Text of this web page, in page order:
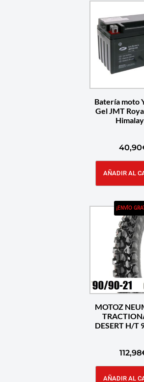
Batería moto
Gel JMT
40,90
AÑADIR AL
¡ENVÍO
MOTOZ
DESERT H/T
112,98
AÑADIR AL